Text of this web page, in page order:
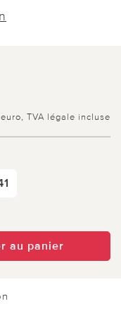
TVA légale incluse
au panier